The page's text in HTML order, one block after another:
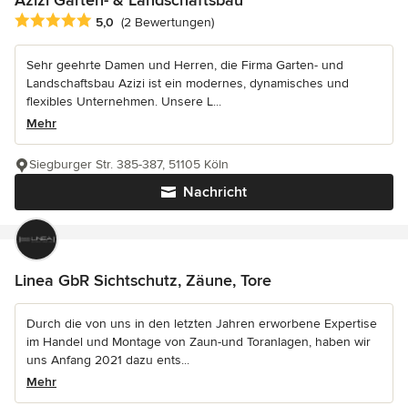
Durchschnittliche Bewertung: 5 von 5 Sternen
5,0 (2 Bewertungen)
Sehr geehrte Damen und Herren, die Firma Garten- und
Landschaftsbau Azizi ist ein modernes, dynamisches und
flexibles Unternehmen. Unsere L...
Mehr
Nachricht
Siegburger Str. 385-387, 51105 Köln
Linea GbR Sichtschutz, Zäune, Tore
Durch die von uns in den letzten Jahren erworbene Expertise
im Handel und Montage von Zaun-und Toranlagen, haben wir
uns Anfang 2021 dazu ents...
Mehr